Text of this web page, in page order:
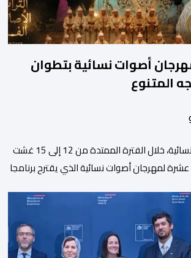
الـ14 لمهرجان أصوات نسائية بتطوان
المتنوع
تنظم جمعية أصوات نسائية، خلال الفترة الممتدة من 12 إلى 15 غشت
عشرة لمهرجان أصوات نسائية الذي يقترح برنامجا
والإنسانية. ووفق بلاغ للمنظمين، تقترح هذه
الرعاية السامية لصاحب الجلالة الملك محمد
البحر الأبيض المتوسط، […]